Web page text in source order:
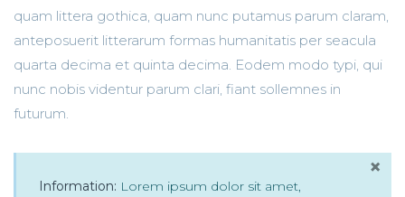
quam littera gothica, quam nunc putamus parum claram,
anteposuerit litterarum formas humanitatis per seacula
quarta decima et quinta decima. Eodem modo typi, qui
nunc nobis videntur parum clari, fiant sollemnes in
futurum.
Information: Lorem ipsum dolor sit amet,
×